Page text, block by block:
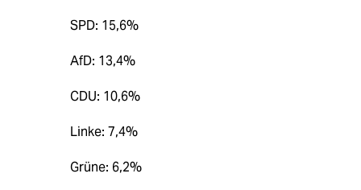
SPD: 15,6%
AfD: 13,4%
CDU: 10,6%
Linke: 7,4%
Grüne: 6,2%